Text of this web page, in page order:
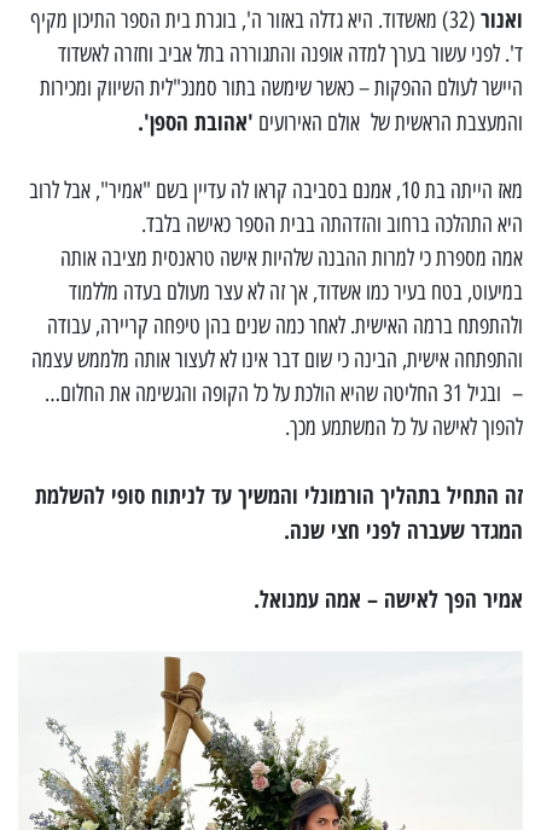
ואנור
(32) מאשדוד. היא גדלה באזור ה', בוגרת בית הספר התיכון מקיף
ד'. לפני עשור בערך למדה אופנה והתגוררה בתל אביב וחזרה לאשדוד
היישר לעולם ההפקות – כאשר שימשה בתור סמנכ"לית השיווק ומכירות
והמעצבת הראשית של אולם האירועים 'אהובת הספן'.
מאז הייתה בת 10, אמנם בסביבה קראו לה עדיין בשם "אמיר", אבל לרוב
היא התהלכה ברחוב והזדהתה בבית הספר כאישה בלבד.
אמה מספרת כי למרות ההבנה שלהיות אישה טראנסית מציבה אותה
במיעוט, בטח בעיר כמו אשדוד, אך זה לא עצר מעולם בעדה מללמוד
ולהתפתח ברמה האישית. לאחר כמה שנים בהן טיפחה קריירה, עבודה
והתפתחה אישית, הבינה כי שום דבר אינו לא לעצור אותה מלממש עצמה
– ובגיל 31 החליטה שהיא הולכת על כל הקופה והגשימה את החלום…
להפוך לאישה על כל המשתמע מכך.
זה התחיל בתהליך הורמונלי והמשיך עד לניתוח סופי להשלמת
המגדר שעברה לפני חצי שנה.
אמיר הפך לאישה – אמה עמנואל.